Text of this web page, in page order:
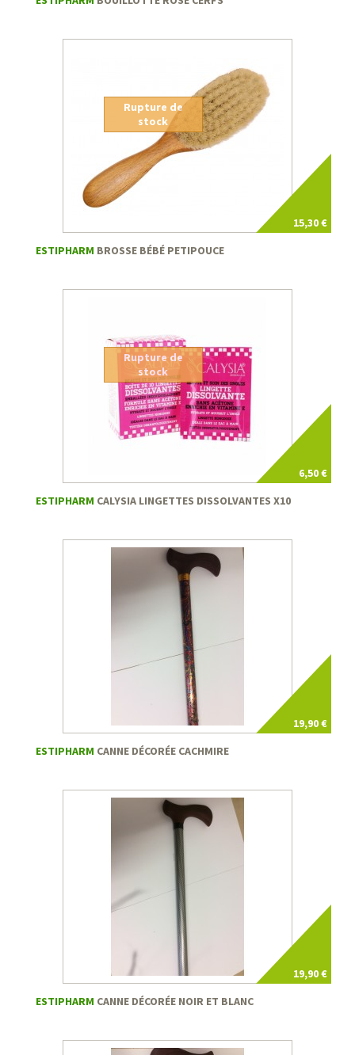
15,30 €
Rupture de
stock
ESTIPHARM BROSSE BÉBÉ PETIPOUCE
6,50 €
Rupture de
stock
ESTIPHARM CALYSIA LINGETTES DISSOLVANTES X10
19,90 €
ESTIPHARM CANNE DÉCORÉE CACHMIRE
19,90 €
ESTIPHARM CANNE DÉCORÉE NOIR ET BLANC